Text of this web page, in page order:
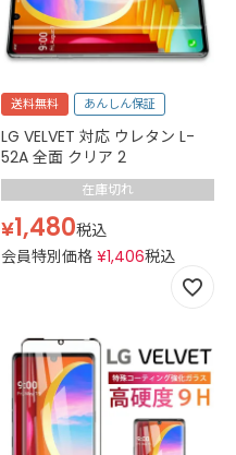
送料無料 あんしん保証
LG VELVET 対応 ウレタン L-
52A 全面 クリア 2
在庫切れ
¥1,480税込
会員特別価格 ¥1,406税込